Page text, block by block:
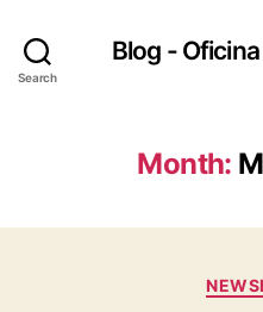
Search
Blog -
Month: